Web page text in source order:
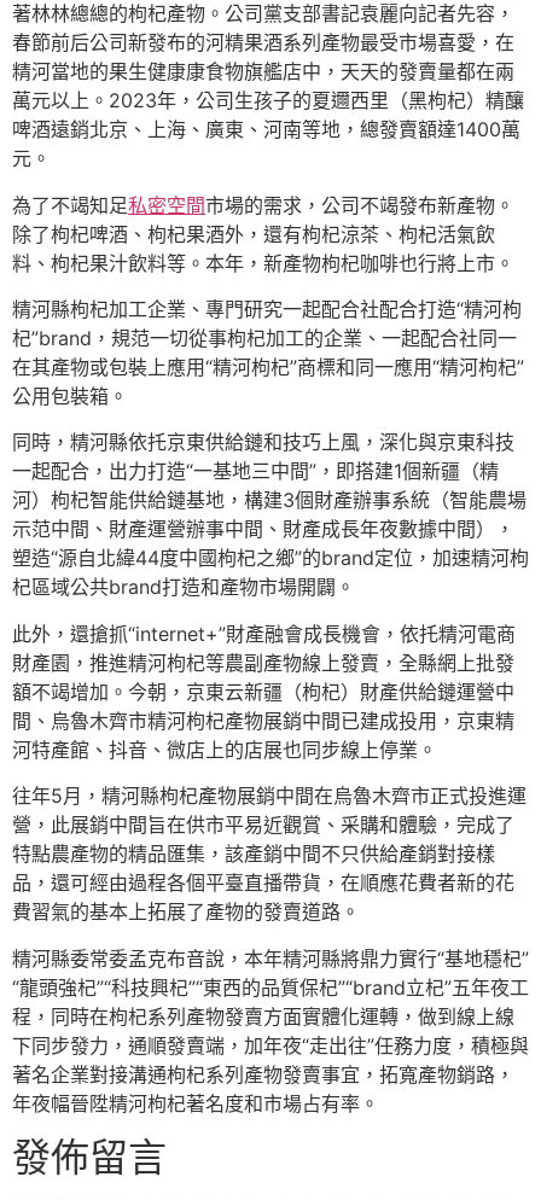
著林林總總的枸杞產物。公司黨支部書記袁麗向記者先容，
春節前后公司新發布的河精果酒系列產物最受市場喜愛，在
精河當地的果生健康康食物旗艦店中，天天的發賣量都在兩
萬元以上。2023年，公司生孩子的夏邇西里（黑枸杞）精釀
啤酒遠銷北京、上海、廣東、河南等地，總發賣額達1400萬
元。
為了不竭知足私密空間市場的需求，公司不竭發布新產物。
除了枸杞啤酒、枸杞果酒外，還有枸杞涼茶、枸杞活氣飲
料、枸杞果汁飲料等。本年，新產物枸杞咖啡也行將上市。
精河縣枸杞加工企業、專門研究一起配合社配合打造“精河枸
杞”brand，規范一切從事枸杞加工的企業、一起配合社同一
在其產物或包裝上應用“精河枸杞”商標和同一應用“精河枸杞”
公用包裝箱。
同時，精河縣依托京東供給鏈和技巧上風，深化與京東科技
一起配合，出力打造“一基地三中間”，即搭建1個新疆（精
河）枸杞智能供給鏈基地，構建3個財產辦事系統（智能農場
示范中間、財產運營辦事中間、財產成長年夜數據中間），
塑造“源自北緯44度中國枸杞之鄉”的brand定位，加速精河枸
杞區域公共brand打造和產物市場開闢。
此外，還搶抓“internet+”財產融會成長機會，依托精河電商
財產園，推進精河枸杞等農副產物線上發賣，全縣網上批發
額不竭增加。今朝，京東云新疆（枸杞）財產供給鏈運營中
間、烏魯木齊市精河枸杞產物展銷中間已建成投用，京東精
河特產館、抖音、微店上的店展也同步線上停業。
往年5月，精河縣枸杞產物展銷中間在烏魯木齊市正式投進運
營，此展銷中間旨在供市平易近觀賞、采購和體驗，完成了
特點農產物的精品匯集，該產銷中間不只供給產銷對接樣
品，還可經由過程各個平臺直播帶貨，在順應花費者新的花
費習氣的基本上拓展了產物的發賣道路。
精河縣委常委孟克布音說，本年精河縣將鼎力實行“基地穩杞”
“龍頭強杞”“科技興杞”“東西的品質保杞”“brand立杞”五年夜工
程，同時在枸杞系列產物發賣方面實體化運轉，做到線上線
下同步發力，通順發賣端，加年夜“走出往”任務力度，積極與
著名企業對接溝通枸杞系列產物發賣事宜，拓寬產物銷路，
年夜幅晉陞精河枸杞著名度和市場占有率。
發佈留言